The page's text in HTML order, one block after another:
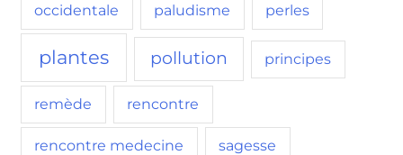
occidentale paludisme perles
plantes pollution principes
remède rencontre
rencontre medecine sagesse